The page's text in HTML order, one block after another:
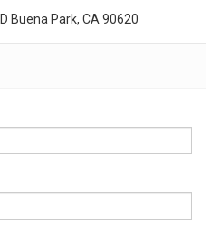
Buena Park, CA 90620